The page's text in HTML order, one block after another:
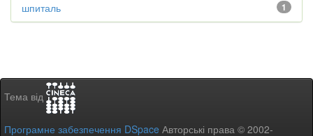
1
шпиталь
Тема від
Програмне забезпечення DSpace Авторські права © 2002-